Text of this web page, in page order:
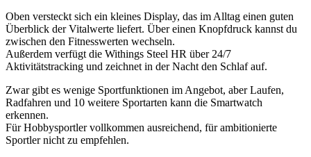
Oben versteckt sich ein kleines Display, das im Alltag einen guten
Überblick der Vitalwerte liefert. Über einen Knopfdruck kannst du
zwischen den Fitnesswerten wechseln.
Außerdem verfügt die Withings Steel HR über 24/7
Aktivitätstracking und zeichnet in der Nacht den Schlaf auf.
Zwar gibt es wenige Sportfunktionen im Angebot, aber Laufen,
Radfahren und 10 weitere Sportarten kann die Smartwatch
erkennen.
Für Hobbysportler vollkommen ausreichend, für ambitionierte
Sportler nicht zu empfehlen.